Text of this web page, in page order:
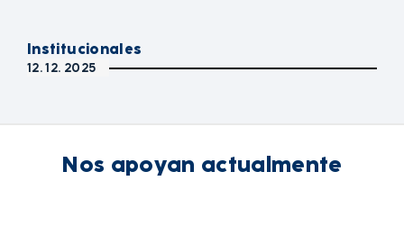
Institucionales
12. 12. 2025
Nos apoyan actualmente